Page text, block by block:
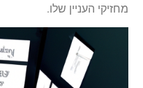
מחזיקי העניין שלו.